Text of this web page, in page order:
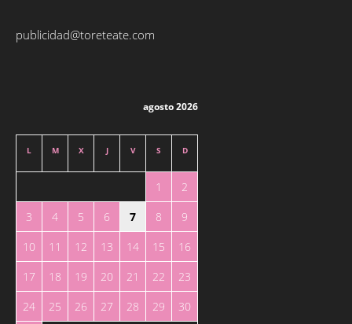
publicidad@toreteate.com
agosto 2026
L M X J V S D
1
2
3
4 5 6 7 8
9
10
11 12 13 14 15
16
17
18 19 20 21 22
23
24
25 26 27 28 29 30